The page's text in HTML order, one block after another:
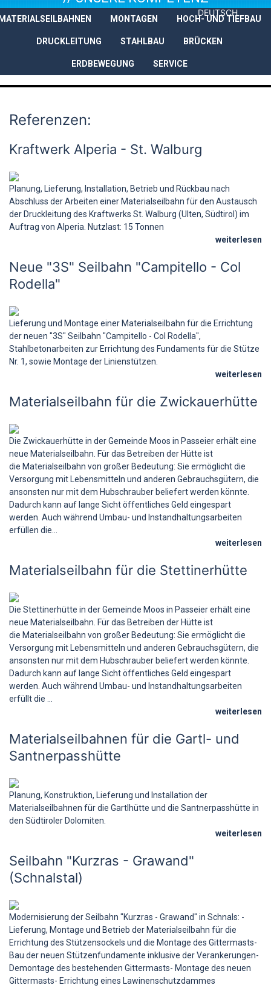
DEUTSCH
UNTERNEHMEN
LEISTUNGEN
MONTAGEN HOCH- UND TIEFBAU
DRUCKLEITUNG STAHLBAU BRÜCKEN
ERDBEWEGUNG SERVICE
Referenzen:
Kraftwerk Alperia - St. Walburg
Planung, Lieferung, Installation, Betrieb und Rückbau nach
Abschluss der Arbeiten einer Materialseilbahn für den Austausch
der Druckleitung des Kraftwerks St. Walburg (Ulten, Südtirol) im
Auftrag von Alperia. Nutzlast: 15 Tonnen
weiterlesen
Neue "3S" Seilbahn "Campitello - Col
Rodella"
Lieferung und Montage einer Materialseilbahn für die Errichtung
der neuen "3S" Seilbahn "Campitello - Col Rodella",
Stahlbetonarbeiten zur Errichtung des Fundaments für die Stütze
Nr. 1, sowie Montage der Linienstützen.
weiterlesen
Materialseilbahn für die Zwickauerhütte
Die Zwickauerhütte in der Gemeinde Moos in Passeier erhält eine
neue Materialseilbahn. Für das Betreiben der Hütte ist
die Materialseilbahn von großer Bedeutung: Sie ermöglicht die
Versorgung mit Lebensmitteln und anderen Gebrauchsgütern, die
ansonsten nur mit dem Hubschrauber beliefert werden könnte.
Dadurch kann auf lange Sicht öffentliches Geld eingespart
werden. Auch während Umbau- und Instandhaltungsarbeiten
erfüllen die...
weiterlesen
Materialseilbahn für die Stettinerhütte
Die Stettinerhütte in der Gemeinde Moos in Passeier erhält eine
neue Materialseilbahn. Für das Betreiben der Hütte ist
die Materialseilbahn von großer Bedeutung: Sie ermöglicht die
Versorgung mit Lebensmitteln und anderen Gebrauchsgütern, die
ansonsten nur mit dem Hubschrauber beliefert werden könnte.
Dadurch kann auf lange Sicht öffentliches Geld eingespart
werden. Auch während Umbau- und Instandhaltungsarbeiten
erfüllt die ...
weiterlesen
Materialseilbahnen für die Gartl- und
Santnerpasshütte
Planung, Konstruktion, Lieferung und Installation der
Materialseilbahnen für die Gartlhütte und die Santnerpasshütte in
den Südtiroler Dolomiten.
weiterlesen
Seilbahn "Kurzras - Grawand"
(Schnalstal)
Modernisierung der Seilbahn "Kurzras - Grawand" in Schnals: -
Lieferung, Montage und Betrieb der Materialseilbahn für die
Errichtung des Stützensockels und die Montage des Gittermasts-
Bau der neuen Stützenfundamente inklusive der Verankerungen-
Demontage des bestehenden Gittermasts- Montage des neuen
Gittermasts- Errichtung eines Lawinenschutzdammes